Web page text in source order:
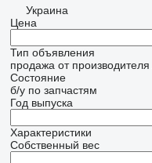
Украина
Цена
Тип объявления
продажа от производителя
Состояние
б/у по запчастям
Год выпуска
Характеристики
Собственный вес